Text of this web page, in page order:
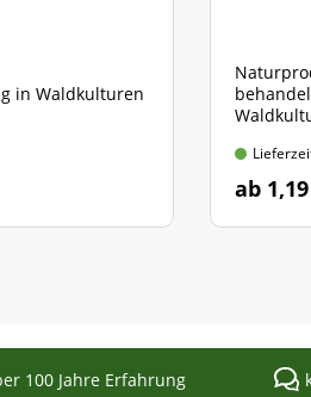
in Waldkulturen
ab
100 Jahre Erfahrung